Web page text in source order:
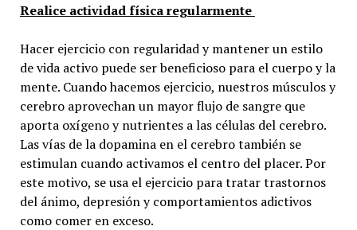
Realice actividad física regularmente
Hacer ejercicio con regularidad y mantener un estilo
de vida activo puede ser beneficioso para el cuerpo y la
mente. Cuando hacemos ejercicio, nuestros músculos y
cerebro aprovechan un mayor flujo de sangre que
aporta oxígeno y nutrientes a las células del cerebro.
Las vías de la dopamina en el cerebro también se
estimulan cuando activamos el centro del placer. Por
este motivo, se usa el ejercicio para tratar trastornos
del ánimo, depresión y comportamientos adictivos
como comer en exceso.